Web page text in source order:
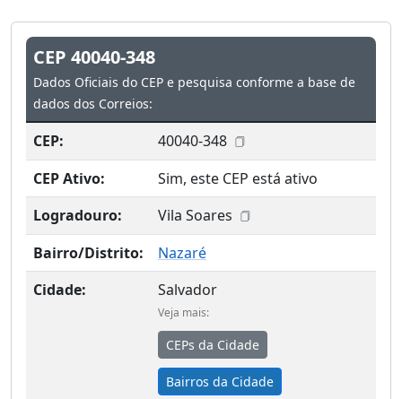
CEP 40040-348
Dados Oficiais do CEP e pesquisa conforme a base de
dados dos Correios:
CEP:
40040-348
CEP Ativo:
Sim, este CEP está ativo
Logradouro:
Vila Soares
Bairro/Distrito:
Nazaré
Cidade:
Salvador
Veja mais:
CEPs da Cidade
Bairros da Cidade